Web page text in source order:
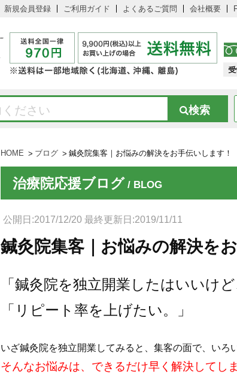
新規会員登録 ご利用ガイド よくあるご質問 会社概要
HOME ブログ 鍼灸院集客｜お悩みの解決をお手伝いします！
治療院応援ブログ / BLOG
公開日:2017/12/20 最終更新日:2019/11/11
鍼灸院集客｜お悩みの解決を
「鍼灸院を独立開業したはいいけ
「リピート率を上げたい。」
いざ鍼灸院を独立開業してみると、集客の面で、いろ
そんなお悩みは、できるだけ早く解決してし